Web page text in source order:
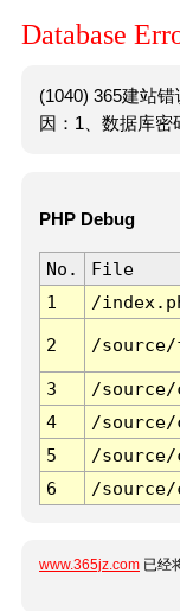
Database
(1040) 365建站
因：1、数据库密
PHP Debug
No. File
1
/
2 /
3 /
4
/
5
/
6
/
www.365jz.com 已经